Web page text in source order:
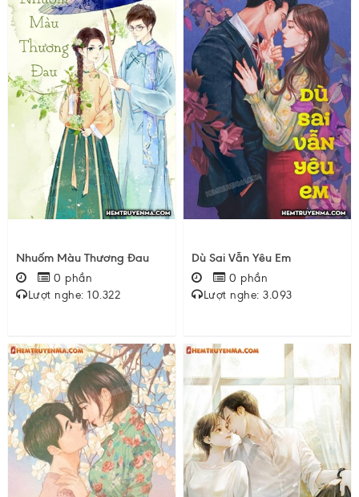
Nhuốm Màu Thương Đau
0 phần
Lượt nghe: 10.322
Dù Sai Vẫn Yêu Em
0 phần
Lượt nghe: 3.093